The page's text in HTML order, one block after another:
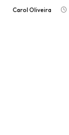
Carol Oliveira